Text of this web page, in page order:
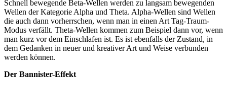
Schnell bewegende Beta-Wellen werden zu langsam bewegenden
Wellen der Kategorie Alpha und Theta. Alpha-Wellen sind Wellen
die auch dann vorherrschen, wenn man in einen Art Tag-Traum-
Modus verfällt. Theta-Wellen kommen zum Beispiel dann vor, wenn
man kurz vor dem Einschlafen ist. Es ist ebenfalls der Zustand, in
dem Gedanken in neuer und kreativer Art und Weise verbunden
werden können.
Der Bannister-Effekt